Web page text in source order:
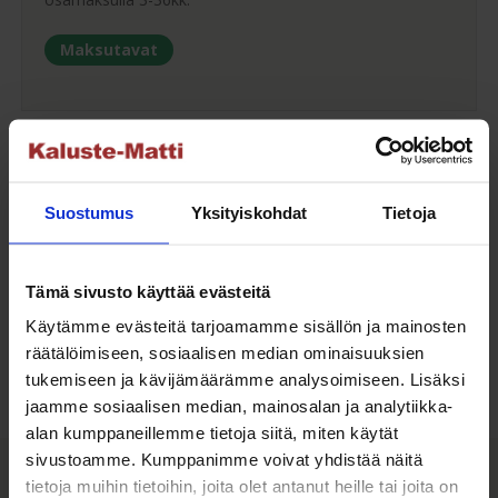
Suostumus Yksityiskohdat Tietoja
Tämä sivusto käyttää evästeitä
Käytämme evästeitä tarjoamamme sisällön ja mainosten
räätälöimiseen, sosiaalisen median ominaisuuksien
tukemiseen ja kävijämäärämme analysoimiseen. Lisäksi
jaamme sosiaalisen median, mainosalan ja analytiikka-
alan kumppaneillemme tietoja siitä, miten käytät
sivustoamme. Kumppanimme voivat yhdistää näitä
tietoja muihin tietoihin, joita olet antanut heille tai joita on
Maksutavat
Oma turvallinen kuljetus
ehjänä perille - ja vieläpä sisäänkannettuna!
Kuljetuksen hinta Suomessa alk. 59€!
Kaluste-Matti Oy